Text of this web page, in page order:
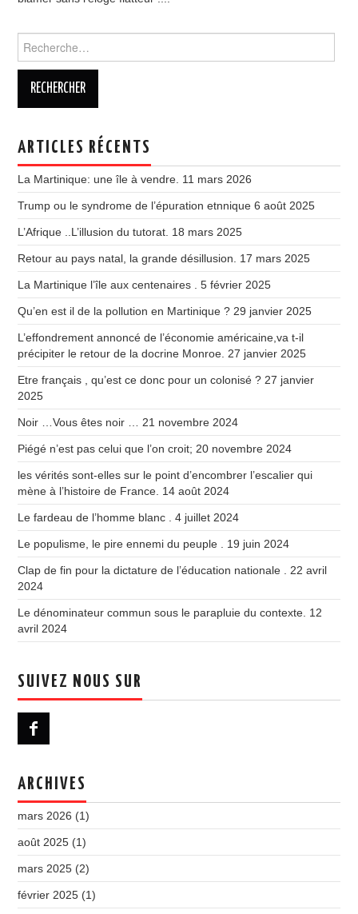
ARTICLES RÉCENTS
La Martinique: une île à vendre. 11 mars 2026
Trump ou le syndrome de l’épuration etnnique 6 août 2025
L’Afrique ..L’illusion du tutorat. 18 mars 2025
Retour au pays natal, la grande désillusion. 17 mars 2025
La Martinique l’île aux centenaires . 5 février 2025
Qu’en est il de la pollution en Martinique ? 29 janvier 2025
L’effondrement annoncé de l’économie américaine,va t-il
précipiter le retour de la docrine Monroe. 27 janvier 2025
Etre français , qu’est ce donc pour un colonisé ? 27 janvier
2025
Noir …Vous êtes noir … 21 novembre 2024
Piégé n’est pas celui que l’on croit; 20 novembre 2024
les vérités sont-elles sur le point d’encombrer l’escalier qui
mène à l’histoire de France. 14 août 2024
Le fardeau de l’homme blanc . 4 juillet 2024
Le populisme, le pire ennemi du peuple . 19 juin 2024
Clap de fin pour la dictature de l’éducation nationale .
22 avril
2024
Le dénominateur commun sous le parapluie du contexte. 12
avril 2024
SUIVEZ NOUS SUR
ARCHIVES
mars 2026 (1)
août 2025 (1)
mars 2025 (2)
février 2025 (1)